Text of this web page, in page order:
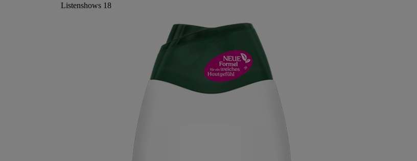
Listenshows 18